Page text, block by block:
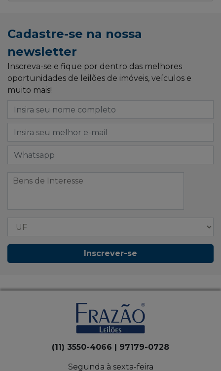
Cadastre-se na nossa
newsletter
Inscreva-se e fique por dentro das melhores
oportunidades de leilões de imóveis, veículos e
muito mais!
Inscrever-se
(11) 3550-4066 | 97179-0728
Segunda à sexta-feira